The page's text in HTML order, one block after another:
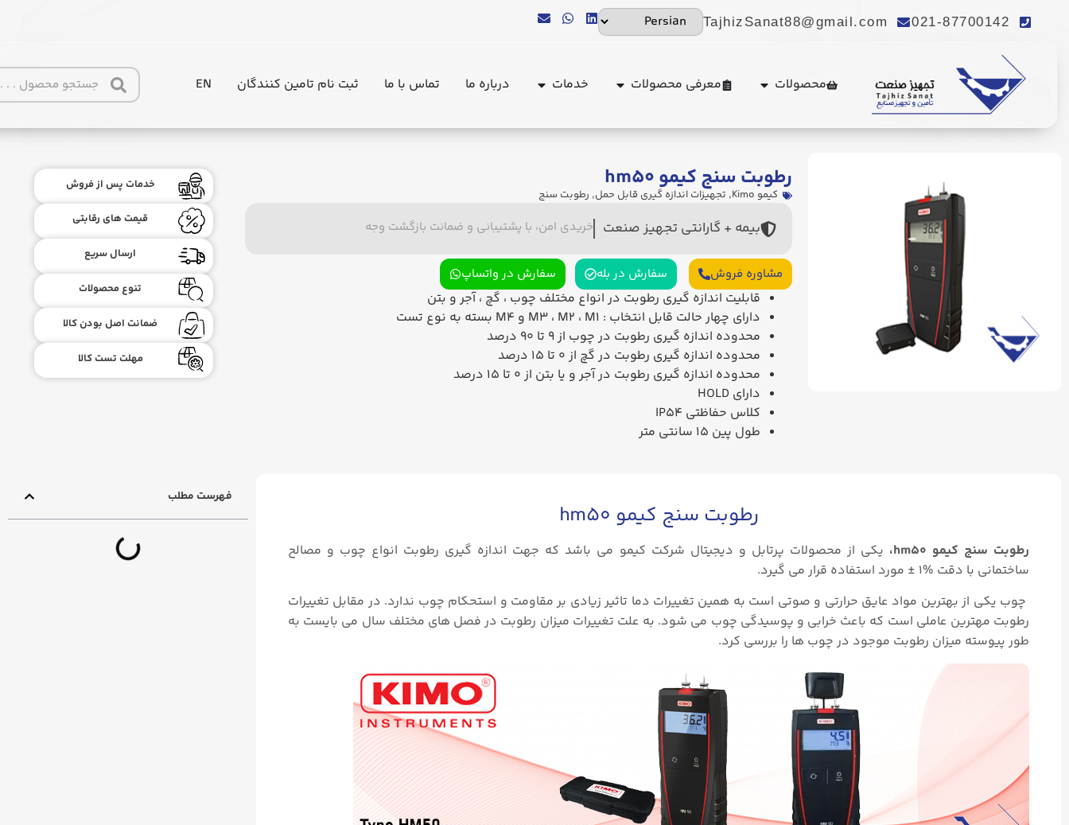
021-87700142
TajhizSanat88@gmail.com
محصولات معرفی محصولات خدمات درباره ما تماس با ما ثبت نام تامین کنندگان EN
رطوبت سنج کیمو hm۵۰
کیمو Kimo , تجهیزات اندازه گیری قابل حمل, رطوبت سنج
بیمه + گارانتی تجهیز صنعت خریدی امن، با پشتیبانی و ضمانت بازگشت وجه
مشاوره فروش سفارش در بله سفارش در واتساپ
قابلیت اندازه گیری رطوبت در انواع مختلف چوب ، گچ ، آجر و بتن
دارای چهار حالت قابل انتخاب : M1 ، M2 ، M3 و M4 بسته به نوع تست
محدوده اندازه گیری رطوبت در چوب از 9 تا 90 درصد
محدوده اندازه گیری رطوبت در گچ از 0 تا 15 درصد
محدوده اندازه گیری رطوبت در آجر و یا بتن از 0 تا 15 درصد
دارای HOLD
کلاس حفاظتی IP54
طول پین 15 سانتی متر
خدمات پس از فروش
قیمت های رقابتی
ارسال سریع
تنوع محصولات
ضمانت اصل بودن کالا
مهلت تست کالا
رطوبت سنج کیمو hm50
رطوبت سنج کیمو hm50،
یکی از محصولات پرتابل و دیجیتال شرکت کیمو می باشد که جهت اندازه گیری رطوبت انواع چوب و مصالح
ساختمانی با دقت %۱ ± مورد استفاده قرار می گیرد.
چوب یکی از بهترین مواد عایق حرارتی و صوتی است به همین تغییرات دما تاثیر زیادی بر مقاومت و استحکام چوب ندارد. در مقابل تغییرات
رطوبت مهترین عاملی است که باعث خرابی و پوسیدگی چوب می شود. به علت تغییرات میزان رطوبت در فصل های مختلف سال می بایست به
طور پیوسته میزان رطوبت موجود در چوب ها را بررسی کرد.
فهرست مطلب